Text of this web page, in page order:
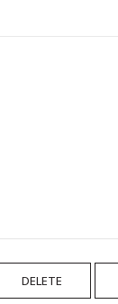
DELETE